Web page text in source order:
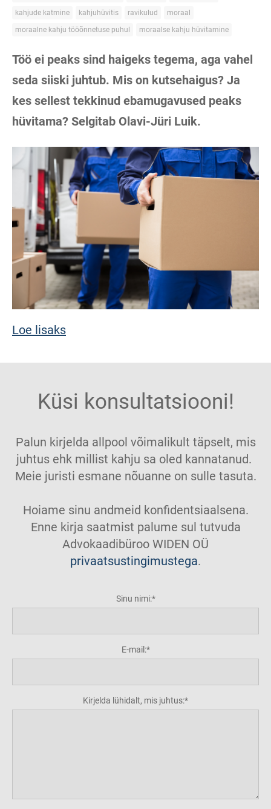
kahjude katmine
kahjuhüvitis ravikulud
moraal
moraalne kahju tööõnnetuse puhul
moraalse kahju hüvitamine
Töö ei peaks sind haigeks tegema, aga vahel
seda siiski juhtub. Mis on kutsehaigus? Ja
kes sellest tekkinud ebamugavused peaks
hüvitama? Selgitab Olavi-Jüri Luik.
Loe lisaks
Küsi konsultatsiooni!
Palun kirjelda allpool võimalikult täpselt, mis
juhtus ehk millist kahju sa oled kannatanud.
Meie juristi esmane nõuanne on sulle tasuta.
Hoiame sinu andmeid konfidentsiaalsena.
Enne kirja saatmist palume sul tutvuda
Advokaadibüroo WIDEN OÜ
privaatsustingimustega.
Sinu nimi:
E-mail:
Kirjelda lühidalt, mis juhtus: